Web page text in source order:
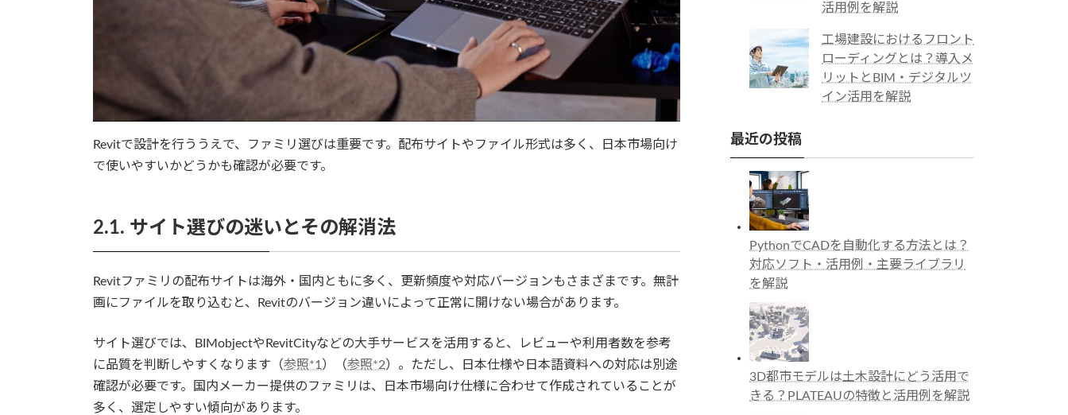
Revitで設計を行ううえで、ファミリ選びは重要です。配布サイトやファイル形式は多く、日本市場向け
で使いやすいかどうかも確認が必要です。
2.1. サイト選びの迷いとその解消法
Revitファミリの配布サイトは海外・国内ともに多く、更新頻度や対応バージョンもさまざまです。無計
画にファイルを取り込むと、Revitのバージョン違いによって正常に開けない場合があります。
サイト選びでは、BIMobjectやRevitCityなどの大手サービスを活用すると、レビューや利用者数を参考
に品質を判断しやすくなります（参照*1 ）（参照*2）。ただし、日本仕様や日本語資料への対応は別途
確認が必要です。国内メーカー提供のファミリは、日本市場向け仕様に合わせて作成されていることが
多く、選定しやすい傾向があります。
活用例を解説
工場建設におけるフロント
ローディングとは？導入メ
リットとBIM・デジタルツ
イン活用を解説
最近の投稿
PythonでCADを自動化する方法とは？
対応ソフト・活用例・主要ライブラリ
を解説
3D都市モデルは土木設計にどう活用で
きる？PLATEAUの特徴と活用例を解説